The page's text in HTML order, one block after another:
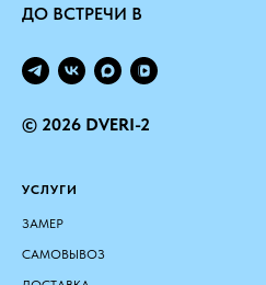
ДО ВСТРЕЧИ В
© 2026 DVERI-2
УСЛУГИ
ЗАМЕР
САМОВЫВОЗ